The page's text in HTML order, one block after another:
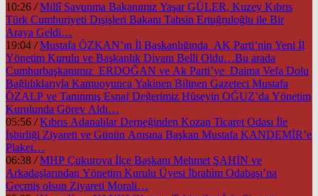
10:26 / Millî Savunma Bakanımız Yaşar GÜLER, Kuzey Kıbrıs
Türk Cumhuriyeti Dışişleri Bakanı Tahsin Ertuğruloğlu ile Bir
Araya Geldi…
19:04 / Mustafa ÖZKAN’ın İl Başkanlığında AK Parti’nin Yeni İl
Yönetim Kurulu ve Başkanlık Divanı Belli Oldu…Bu arada
Cumhurbaşkanımız ERDOĞAN ve Ak Parti’ye Daima Vefa Dolu
Bağlılıklarıyla Kamuoyunca Yakinen Bilinen Gazeteci Mustafa
ÖZALP ve Tanınmış Esnaf Değerimiz Hüseyin OĞUZ’da Yönetim
Kurulunda Görev Aldı…
05:56 / Kıbrıs Adanalılar Derneğinden Kozan Ticaret Odası İle
İşbirliği Ziyareti ve Günün Anısına Başkan Mustafa KANDEMİR’e
Plaket…
06:38 / MHP Çukurova İlçe Başkanı Mehmet ŞAHİN ve
Arkadaşlarından Yönetim Kurulu Üyesi İbrahim Odabaşı’na
Geçmiş olsun Ziyareti Morali…